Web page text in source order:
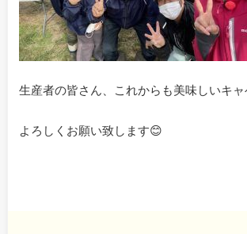
生産者の皆さん、これからも美味しいキ
よろしくお願い致します😊